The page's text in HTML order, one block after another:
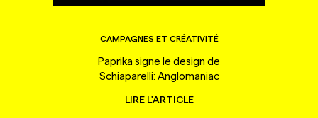
CAMPAGNES ET CRÉATIVITÉ
Paprika signe le design de
Schiaparelli: Anglomaniac
LIRE L'ARTICLE